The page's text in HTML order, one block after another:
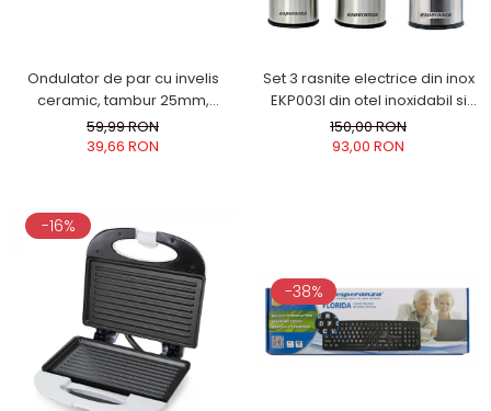
Ondulator de par cu invelis
ceramic, tambur 25mm,
incalzire rapida pentru bucle
luxuriante, alb
59,99 RON
39,66 RON
Set 3 rasnite electrice din inox
EKP003I din otel inoxidabil si
control finetea macinarii
150,00 RON
93,00 RON
-16%
-38%